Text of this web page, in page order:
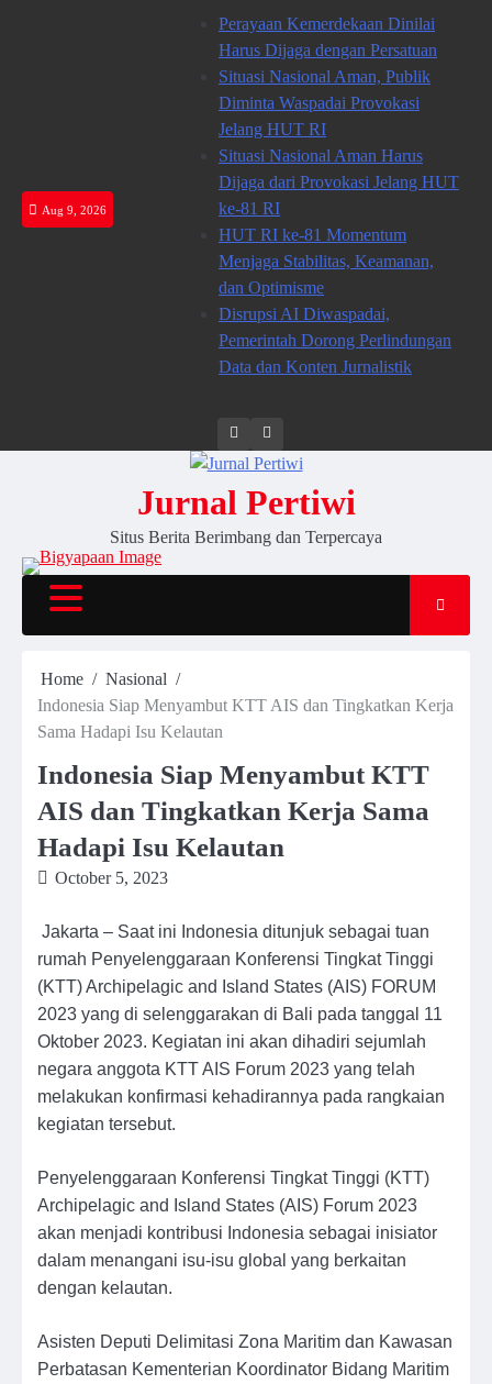
Aug 9, 2026
Perayaan Kemerdekaan Dinilai
Harus Dijaga dengan Persatuan
Situasi Nasional Aman, Publik
Diminta Waspadai Provokasi
Jelang HUT RI
Situasi Nasional Aman Harus
Dijaga dari Provokasi Jelang HUT
ke-81 RI
HUT RI ke-81 Momentum
Menjaga Stabilitas, Keamanan,
dan Optimisme
Disrupsi AI Diwaspadai,
Pemerintah Dorong Perlindungan
Data dan Konten Jurnalistik
Twitter
Jurnal Pertiwi
Situs Berita Berimbang dan Terpercaya
Home
Nasional
Indonesia Siap Menyambut KTT AIS dan Tingkatkan Kerja
Sama Hadapi Isu Kelautan
Indonesia Siap Menyambut KTT
AIS dan Tingkatkan Kerja Sama
Hadapi Isu Kelautan
October 5, 2023
Jakarta – Saat ini Indonesia ditunjuk sebagai tuan
rumah Penyelenggaraan Konferensi Tingkat Tinggi
(KTT) Archipelagic and Island States (AIS) FORUM
2023 yang di selenggarakan di Bali pada tanggal 11
Oktober 2023. Kegiatan ini akan dihadiri sejumlah
negara anggota KTT AIS Forum 2023 yang telah
melakukan konfirmasi kehadirannya pada rangkaian
kegiatan tersebut.
Penyelenggaraan Konferensi Tingkat Tinggi (KTT)
Archipelagic and Island States (AIS) Forum 2023
akan menjadi kontribusi Indonesia sebagai inisiator
dalam menangani isu-isu global yang berkaitan
dengan kelautan.
Asisten Deputi Delimitasi Zona Maritim dan Kawasan
Perbatasan Kementerian Koordinator Bidang Maritim